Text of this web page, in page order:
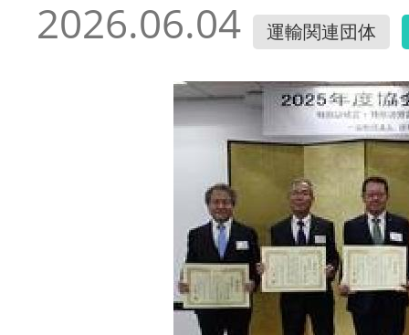
2026.06.04 運輸関連団体